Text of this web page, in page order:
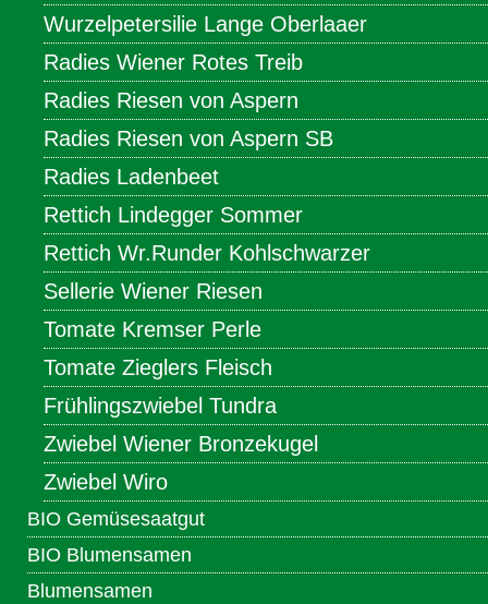
Wurzelpetersilie Lange Oberlaaer
Radies Wiener Rotes Treib
Radies Riesen von Aspern
Radies Riesen von Aspern SB
Radies Ladenbeet
Rettich Lindegger Sommer
Rettich Wr.Runder Kohlschwarzer
Sellerie Wiener Riesen
Tomate Kremser Perle
Tomate Zieglers Fleisch
Frühlingszwiebel Tundra
Zwiebel Wiener Bronzekugel
Zwiebel Wiro
BIO Gemüsesaatgut
BIO Blumensamen
Blumensamen